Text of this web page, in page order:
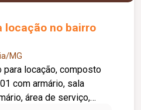
locação no bairro
MG
para locação, composto
com armário, sala
área de serviço,